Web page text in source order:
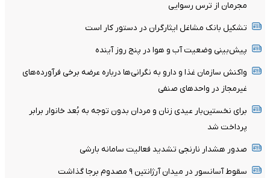
مجرمان از ترس رسوایی
تشکیل بانک مشاغل ایثارگران در دستور کار است
پیش‌بینی وضعیت آب و هوا در پنج روز آینده
واکنش سازمان غذا و دارو به نگرانی‌ها درباره عرضه برخی فرآورده‌های
غیرمجاز در واحدهای صنفی
برای نخستین‌بار عیدی زنان و مردان بدون توجه به بُعد خانوار برابر
پرداخت شد
صدور هشدار نارنجی تشدید فعالیت سامانه بارشی
سقوط آسانسور در میدان آرژانتین ۹ مصدوم برجا گذاشت